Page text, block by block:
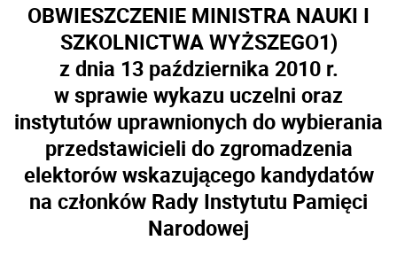
OBWIESZCZENIE MINISTRA NAUKI I
SZKOLNICTWA WYŻSZEGO1)
z dnia 13 października 2010 r.
w sprawie wykazu uczelni oraz
instytutów uprawnionych do wybierania
przedstawicieli do zgromadzenia
elektorów wskazującego kandydatów
na członków Rady Instytutu Pamięci
Narodowej